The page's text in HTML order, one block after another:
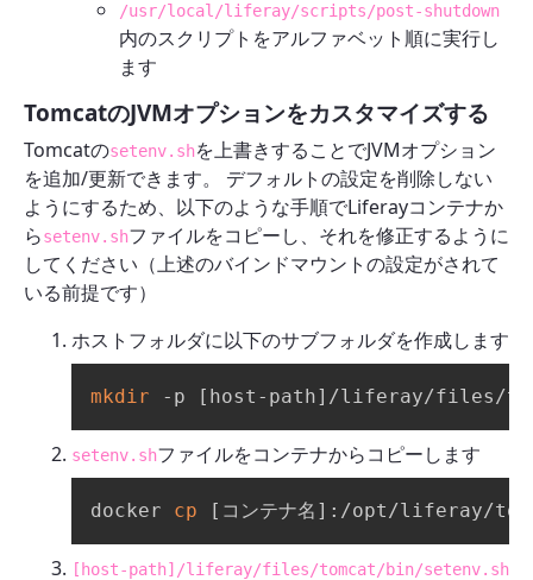
/usr/local/liferay/scripts/post-shutdown
内のスクリプトをアルファベット順に実行し
ます
TomcatのJVMオプションをカスタマイズする
Tomcatのsetenv.shを上書きすることでJVMオプション
を追加/更新できます。 デフォルトの設定を削除しない
ようにするため、以下のような手順でLiferayコンテナか
らsetenv.shファイルをコピーし、それを修正するように
してください（上述のバインドマウントの設定がされて
いる前提です）
ホストフォルダに以下のサブフォルダを作成します
mkdir -p [ host-path] /liferay/files/
setenv.shファイルをコンテナからコピーします
docker cp [ コンテナ名 ] :/opt/liferay/
[host-path]/liferay/files/tomcat/bin/setenv.sh